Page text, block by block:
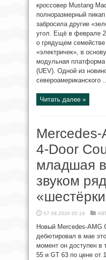
кроссовер Mustang
полноразмерный
забросила другие
угол. Ещё в феврале
о грядущем
«электричек», в
модульная
(UEV). Одной из
североамериканского
Читать далее »
Mercedes-
4-Door
младшая
звуком
07.08.2026 05:18
Новый Mercedes-AMG
дебютировал в мае
момент он доступен в
55 и GT 63 по цене от